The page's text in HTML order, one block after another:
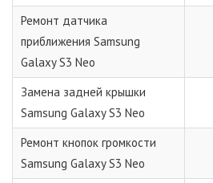
Ремонт датчика
приближения Samsung
Galaxy S3 Neo
Замена задней крышки
Samsung Galaxy S3 Neo
Ремонт кнопок громкости
Samsung Galaxy S3 Neo